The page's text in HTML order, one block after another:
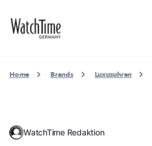
Home Brands Luxusuhren
WatchTime Redaktion